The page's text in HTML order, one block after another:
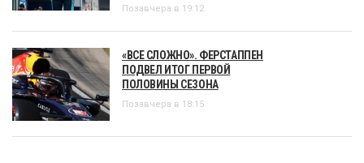
Позавчера в 19:12
«ВСЕ СЛОЖНО». ФЕРСТАППЕН
ПОДВЕЛ ИТОГ ПЕРВОЙ
ПОЛОВИНЫ СЕЗОНА
Позавчера в 18:15